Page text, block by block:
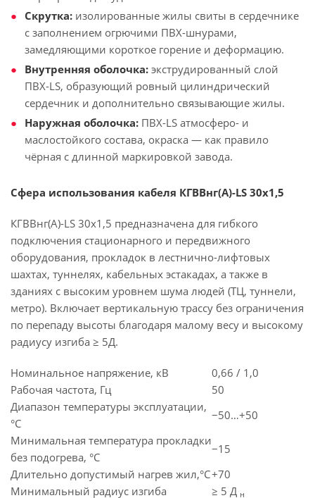
Скрутка: изолированные жилы свиты в сердечнике
с заполнением огрючими ПВХ-шнурами,
замедляющими короткое горение и деформацию.
Внутренняя оболочка: экструдированный слой
ПВХ-LS, образующий ровный цилиндрический
сердечник и дополнительно связывающие жилы.
Наружная оболочка: ПВХ-LS атмосферо- и
маслостойкого состава, окраска — как правило
чёрная с длинной маркировкой завода.
Сфера использования кабеля КГВВнг(А)-LS 30х1,5
КГВВнг(А)-LS 30х1,5 предназначена для гибкого
подключения стационарного и передвижного
оборудования, прокладок в лестнично-лифтовых
шахтах, туннелях, кабельных эстакадах, а также в
зданиях с высоким уровнем шума людей (ТЦ, туннели,
метро). Включает вертикальную трассу без ограничения
по перепаду высоты благодаря малому весу и высокому
радиусу изгиба ≥ 5Д.
Номинальное напряжение, кВ
0,66 / 1,0
Рабочая частота, Гц
50
Диапазон температуры эксплуатации,
°C
−50…+50
Минимальная температура прокладки
без подогрева, °C
−15
Длительно допустимый нагрев жил,°C+70
Минимальный радиус изгиба
≥ 5 Д н